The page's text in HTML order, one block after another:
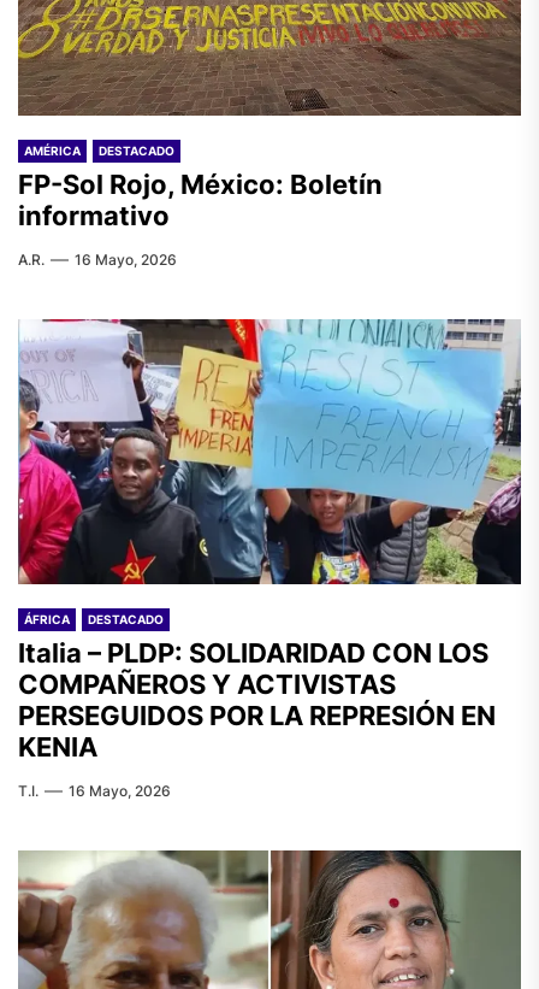
AMÉRICA DESTACADO
FP-Sol Rojo, México: Boletín
informativo
A.R. 16 Mayo, 2026
ÁFRICA DESTACADO
Italia – PLDP: SOLIDARIDAD CON LOS
COMPAÑEROS Y ACTIVISTAS
PERSEGUIDOS POR LA REPRESIÓN EN
KENIA
T.I. 16 Mayo, 2026